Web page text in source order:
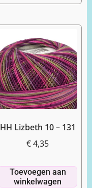
HH Lizbeth 10 – 131
€4,35
Toevoegen aan
winkelwagen